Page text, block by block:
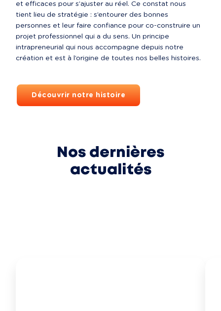
et efficaces pour s’ajuster au réel. Ce constat nous
tient lieu de stratégie : s’entourer des bonnes
personnes et leur faire confiance pour co-construire un
projet professionnel qui a du sens. Un principe
intrapreneurial qui nous accompagne depuis notre
création et est à l’origine de toutes nos belles histoires.
Découvrir notre histoire
Nos dernières
actualités